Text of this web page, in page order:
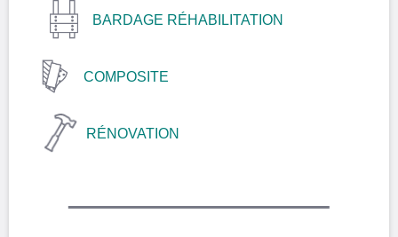
BARDAGE RÉHABILITATION
COMPOSITE
RÉNOVATION